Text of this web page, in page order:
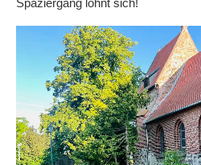
Spaziergang lohnt sich!